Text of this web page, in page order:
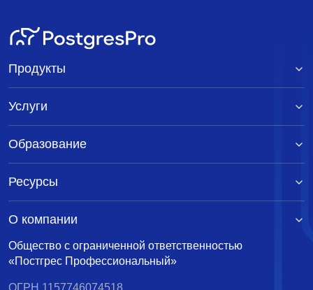
Общество с ограниченной ответственностью
«Постгрес Профессиональный»
ОГРН 1157746074518
Продукты
Услуги
Образование
Ресурсы
О компании